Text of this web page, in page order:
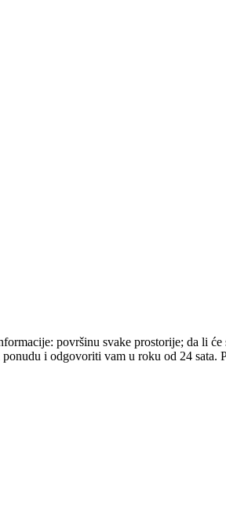
površinu svake prostorije; da li
i odgovoriti vam u roku od 24